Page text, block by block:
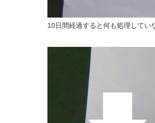
10日間経過すると何も処理してい